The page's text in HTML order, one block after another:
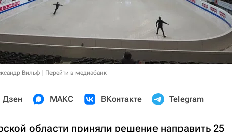
Вильф Перейти в медиабанк
Дзен МАКС ВКонтакте Telegram
области приняли решение направить 25